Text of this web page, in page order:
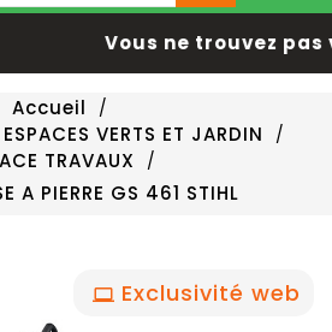
Vous ne trouvez
Accueil
VERTS ET JARDIN
TRAVAUX
A PIERRE GS 461 STIHL
Exclusivité web